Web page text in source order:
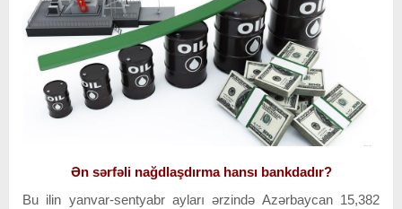
Ən sərfəli nağdlaşdırma hansı bankdadır?
Bu ilin yanvar-sentyabr ayları ərzində Azərbaycan 15,382